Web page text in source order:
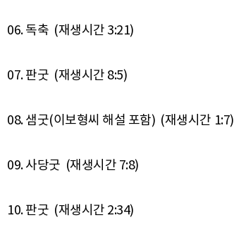
06. 독축 (재생시간 3:21)
07. 판굿 (재생시간 8:5)
08. 샘굿(이보형씨 해설 포함) (재생시간 1:7)
09. 사당굿 (재생시간 7:8)
10. 판굿 (재생시간 2:34)